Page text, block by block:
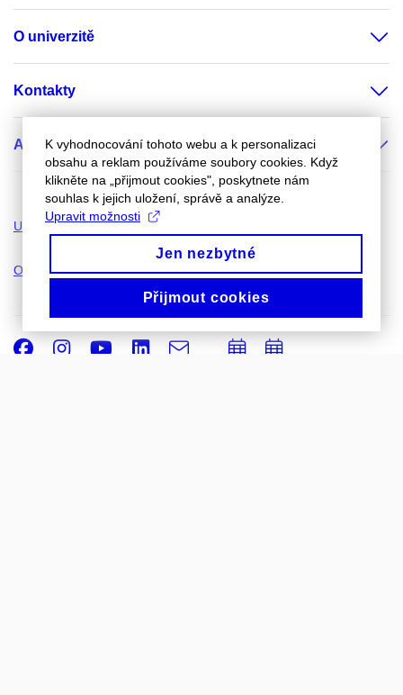
O univerzitě
Kontakty
Aktuálně
Univerzitní magazín IS MU
Obchodní centrum MU Munishop Jednotný vizuální styl
Facebook
Instagram
Youtube
LinkedIn
e-
PřidatPřidat
K vyhodnocování tohoto webu a k personalizaci
obsahu a reklam používáme soubory cookies. Když
klikněte na „přijmout cookies", poskytnete nám
souhlas k jejich uložení, správě a analýze.
Upravit možnosti
Jen nezbytné
Přijmout cookies